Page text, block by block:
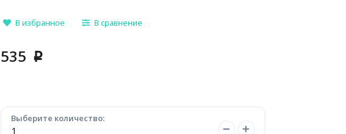
В избранное В сравнение
535 p
Выберите количество: